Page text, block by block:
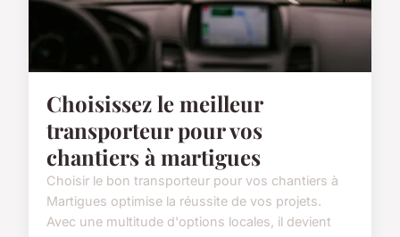
Choisissez le meilleur
transporteur pour vos
chantiers à martigues
Choisir le bon transporteur pour vos chantiers à
Martigues optimise la réussite de vos projets.
Avec une multitude d'options locales, il devient